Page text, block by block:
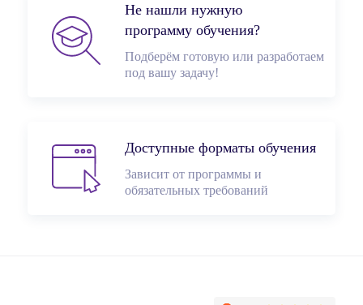
Не нашли нужную
программу обучения?
Подберём готовую или разработаем
под вашу задачу!
Доступные форматы обучения
Зависит от программы и
обязательных требований